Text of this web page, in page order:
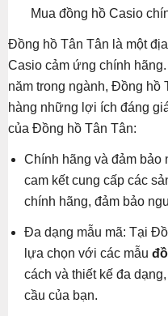
Mua đồng hồ Casio
Đồng hồ Tân Tân là một
Casio cảm ứng chính
năm trong ngành, Đồng hồ
hàng những lợi ích đáng
của Đồng hồ Tân Tân:
Chính hãng và đảm bảo
cam kết cung cấp các
chính hãng, đảm bảo
Đa dạng mẫu mã: Tại
lựa chọn với các mẫu
cách và thiết kế đa
cầu của bạn.